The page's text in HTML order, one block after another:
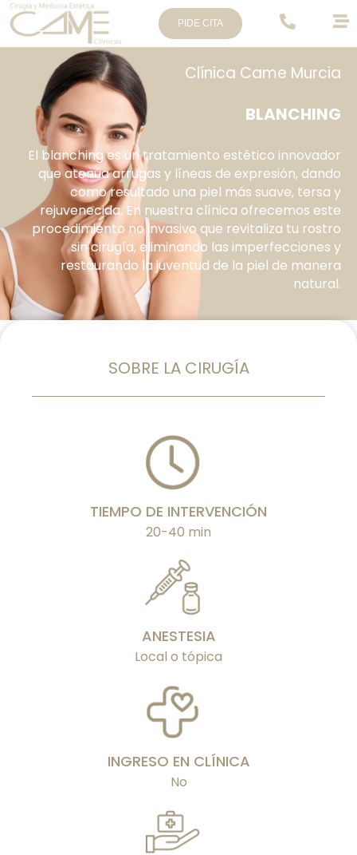
PIDE CITA
Clínica Came Murcia
BLANCHING
El blanching es un tratamiento estético innovador
que atenúa arrugas y líneas de expresión, dando
como resultado una piel más suave, tersa y
rejuvenecida. En nuestra clínica ofrecemos este
procedimiento no invasivo que revitaliza tu rostro
sin cirugía, eliminando las imperfecciones y
restaurando la juventud de la piel de manera
natural.
SOBRE LA CIRUGÍA
TIEMPO DE INTERVENCIÓN
20-40 min
ANESTESIA
Local o tópica
INGRESO EN CLÍNICA
No